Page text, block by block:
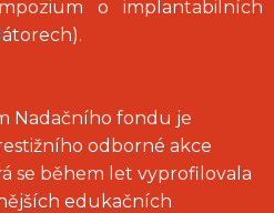
o implantabilních
Nadačního fondu je
odborné akce
se během let vyprofilovala
edukačních